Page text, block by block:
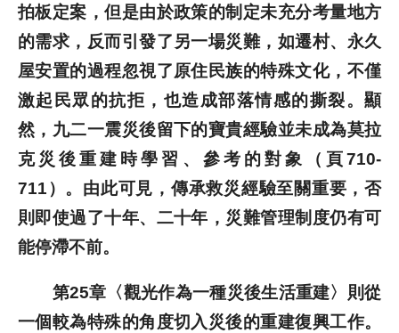
拍板定案，但是由於政策的制定未充分考量地方
的需求，反而引發了另一場災難，如遷村、永久
屋安置的過程忽視了原住民族的特殊文化，不僅
激起民眾的抗拒，也造成部落情感的撕裂。顯
然，九二一震災後留下的寶貴經驗並未成為莫拉
克災後重建時學習、參考的對象（頁710-
711）。由此可見，傳承救災經驗至關重要，否
則即使過了十年、二十年，災難管理制度仍有可
能停滯不前。
第25章〈觀光作為一種災後生活重建〉則從
一個較為特殊的角度切入災後的重建復興工作。